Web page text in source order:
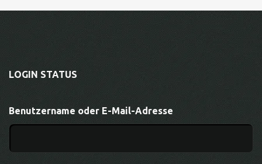
LOGIN STATUS
Benutzername oder E-Mail-Adresse